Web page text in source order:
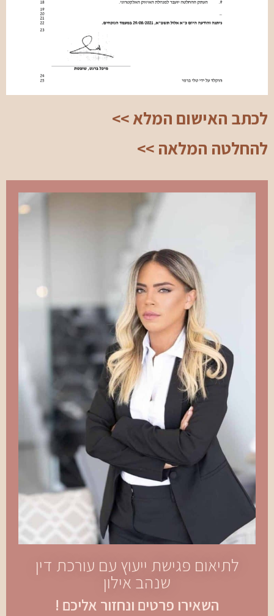
לכתב האישום המלא >>
להחלטה המלאה >>
לתיאום פגישת ייעוץ עם עורכת דין
שנהב אילון
השאירו פרטים ונחזור אליכם !